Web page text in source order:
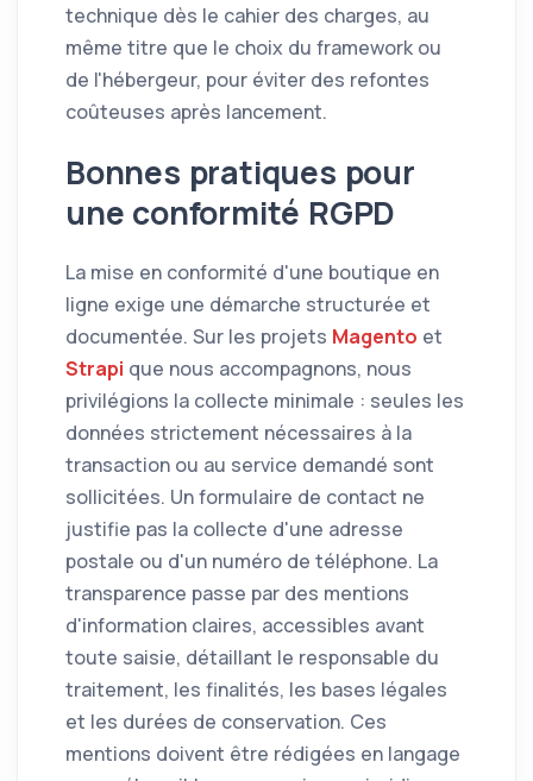
technique dès le cahier des charges, au
même titre que le choix du framework ou
de l'hébergeur, pour éviter des refontes
coûteuses après lancement.
Bonnes pratiques pour
une conformité RGPD
La mise en conformité d'une boutique en
ligne exige une démarche structurée et
documentée. Sur les projets Magento et
Strapi que nous accompagnons, nous
privilégions la collecte minimale : seules les
données strictement nécessaires à la
transaction ou au service demandé sont
sollicitées. Un formulaire de contact ne
justifie pas la collecte d'une adresse
postale ou d'un numéro de téléphone. La
transparence passe par des mentions
d'information claires, accessibles avant
toute saisie, détaillant le responsable du
traitement, les finalités, les bases légales
et les durées de conservation. Ces
mentions doivent être rédigées en langage